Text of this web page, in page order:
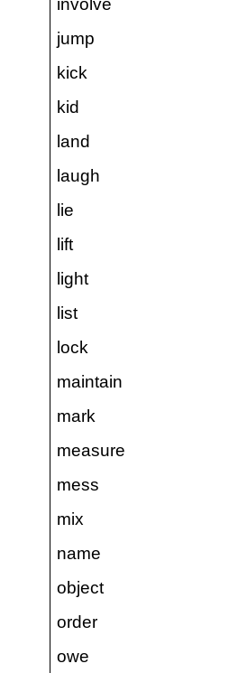
jump
kick
kid
land
laugh
lie
lift
light
list
lock
maintain
mark
measure
mess
mix
name
object
order
owe